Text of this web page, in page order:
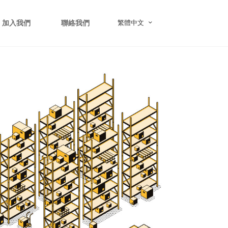
加入我們 聯絡我們 繁體中文